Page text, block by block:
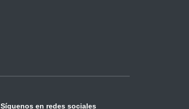
Síguenos en redes sociales